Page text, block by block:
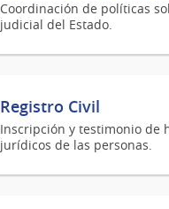
Coordinación de políticas
judicial del Estado.
Registro Civil
Inscripción y testimonio de
jurídicos de las personas.